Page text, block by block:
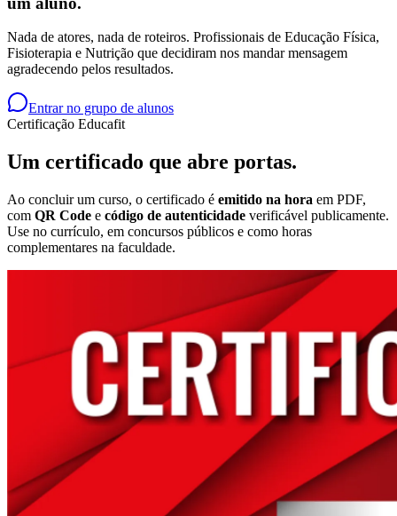
Nada de atores, nada de roteiros. Profissionais de Educação Física,
Fisioterapia e Nutrição que decidiram nos mandar mensagem
agradecendo pelos resultados.
Entrar no grupo de alunos
Certificação Educafit
Um certificado que abre portas.
Ao concluir um curso, o certificado é emitido na hora em PDF,
com QR Code e código de autenticidade verificável publicamente.
Use no currículo, em concursos públicos e como horas
complementares na faculdade.